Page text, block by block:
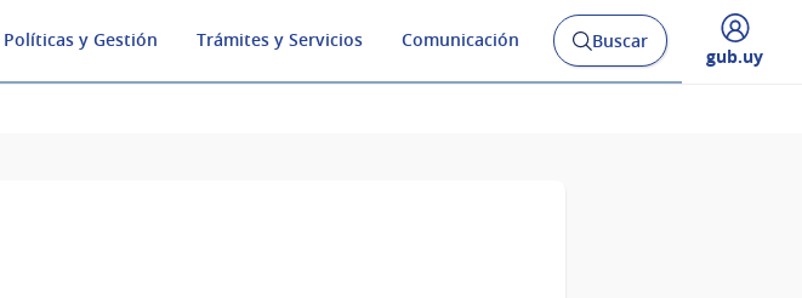
Políticas y Gestión Trámites y Servicios Comunicación
Abrir
buscador
Buscar
Desplegar
gub.uy